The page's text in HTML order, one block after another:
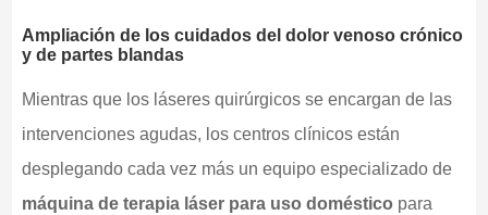
Ampliación de los cuidados del dolor venoso crónico
y de partes blandas
Mientras que los láseres quirúrgicos se encargan de las
intervenciones agudas, los centros clínicos están
desplegando cada vez más un equipo especializado de
máquina de terapia láser para uso doméstico para